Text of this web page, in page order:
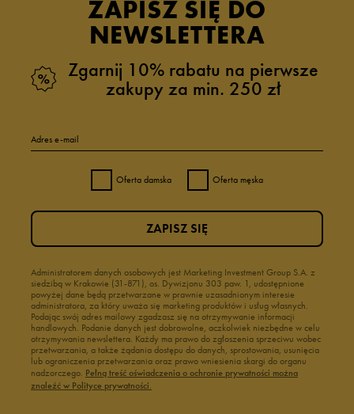
ZAPISZ SIĘ DO
NEWSLETTERA
Zgarnij 10% rabatu na pierwsze
zakupy za min. 250 zł
Adres e-mail
Oferta damska Oferta męska
Administratorem danych osobowych jest Marketing Investment Group S.A. z
siedzibą w Krakowie (31-871), os. Dywizjonu 303 paw. 1, udostępnione
powyżej dane będą przetwarzane w prawnie uzasadnionym interesie
administratora, za który uważa się marketing produktów i usług własnych.
Podając swój adres mailowy zgadzasz się na otrzymywanie informacji
handlowych. Podanie danych jest dobrowolne, aczkolwiek niezbędne w celu
otrzymywania newslettera. Każdy ma prawo do zgłoszenia sprzeciwu wobec
przetwarzania, a także żądania dostępu do danych, sprostowania, usunięcia
lub ograniczenia przetwarzania oraz prawo wniesienia skargi do organu
nadzorczego. Pełną treść oświadczenia o ochronie prywatności można
znaleźć w Polityce prywatności.
ZAPISZ SIĘ